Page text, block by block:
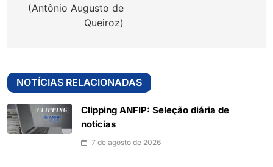
(Antônio Augusto de
Queiroz)
NOTÍCIAS RELACIONADAS
Clipping ANFIP: Seleção diária de
notícias
7 de agosto de 2026